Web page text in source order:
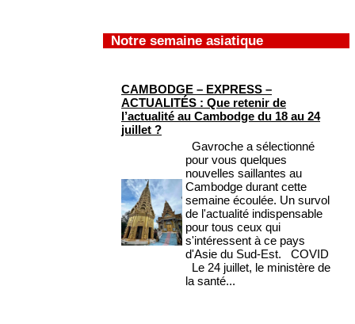
Notre semaine asiatique
CAMBODGE – EXPRESS –
ACTUALITÉS : Que retenir de
l’actualité au Cambodge du 18 au 24
juillet ?
Gavroche a sélectionné
pour vous quelques
nouvelles saillantes au
Cambodge durant cette
semaine écoulée. Un survol
de l'actualité indispensable
pour tous ceux qui
s'intéressent à ce pays
d'Asie du Sud-Est. COVID
Le 24 juillet, le ministère de
la santé...